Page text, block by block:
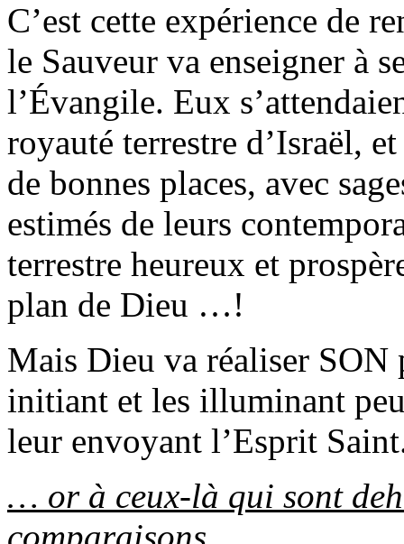
C’est cette expérience de
le Sauveur va enseigner à
l’Évangile. Eux
royauté terrestre d’Israël,
de bonnes places, avec
estimés de leurs
terrestre heureux et
plan de Dieu …!
Mais Dieu va réaliser SON
initiant et les illuminant
leur envoyant l’Esprit
… or à ceux-là qui sont